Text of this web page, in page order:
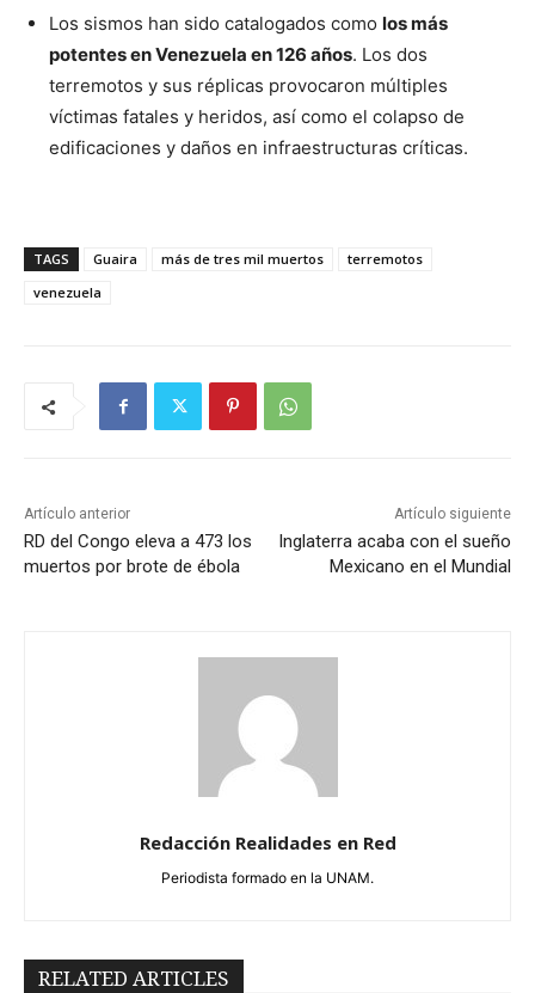
Los sismos han sido catalogados como los más
potentes en Venezuela en 126 años. Los dos
terremotos y sus réplicas provocaron múltiples
víctimas fatales y heridos, así como el colapso de
edificaciones y daños en infraestructuras críticas.
TAGS Guaira más de tres mil muertos
terremotos
venezuela
Artículo anterior
RD del Congo eleva a 473 los
muertos por brote de ébola
Artículo siguiente
Inglaterra acaba con el sueño
Mexicano en el Mundial
Redacción Realidades en Red
Periodista formado en la UNAM.
RELATED ARTICLES